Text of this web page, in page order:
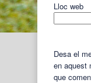
Lloc web
Desa el
en aquest
que